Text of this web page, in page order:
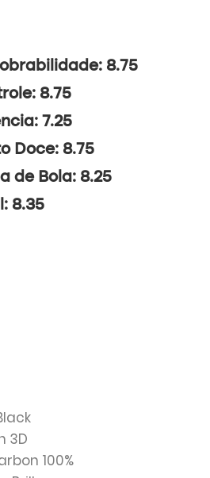
8.75
8.75
7.25
Doce: 8.75
de Bola: 8.25
8.35
3D
100%